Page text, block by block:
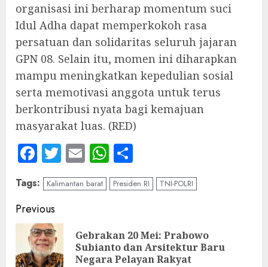
organisasi ini berharap momentum suci
Idul Adha dapat memperkokoh rasa
persatuan dan solidaritas seluruh jajaran
GPN 08. Selain itu, momen ini diharapkan
mampu meningkatkan kepedulian sosial
serta memotivasi anggota untuk terus
berkontribusi nyata bagi kemajuan
masyarakat luas. (RED)
Facebook
Twitter
EmailWhatsApp
Tags: Kalimantan barat Presiden RI TNI-POLRI
Continue
Reading
Previous
Gebrakan 20 Mei: Prabowo
Subianto dan Arsitektur Baru
Negara Pelayan Rakyat